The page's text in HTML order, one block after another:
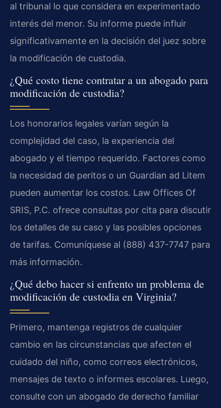
al tribunal lo que considera en experimentado
interés del menor. Su informe puede influir
significativamente en la decisión del juez sobre
la modificación de custodia.
¿Qué costo tiene contratar a un abogado para
modificación de custodia?
Los honorarios legales varían según la
complejidad del caso, la experiencia del
abogado y el tiempo requerido. Factores como
la necesidad de peritos o un Guardian ad Litem
pueden aumentar los costos. Law Offices Of
SRIS, P.C. ofrece consultas por cita para discutir
los detalles de su caso y las posibles opciones
de tarifas. Comuníquese al (888) 437-7747 para
más información.
¿Qué debo hacer si enfrento un problema de
modificación de custodia en Virginia?
Primero, mantenga registros de cualquier
cambio en las circunstancias que afecten el
cuidado del niño, como correos electrónicos,
mensajes de texto o informes escolares. Luego,
consulte con un abogado de derecho familiar